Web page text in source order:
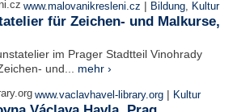
www.malovanikresleni.cz | Bildung, Kultur
für Zeichen- und Malkurse,
im Prager Stadtteil Vinohrady
und... mehr ›
www.vaclavhavel-library.org | Kultur